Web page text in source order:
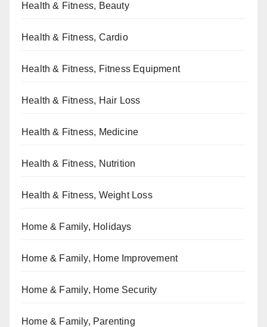
Health & Fitness, Beauty
Health & Fitness, Cardio
Health & Fitness, Fitness Equipment
Health & Fitness, Hair Loss
Health & Fitness, Medicine
Health & Fitness, Nutrition
Health & Fitness, Weight Loss
Home & Family, Holidays
Home & Family, Home Improvement
Home & Family, Home Security
Home & Family, Parenting